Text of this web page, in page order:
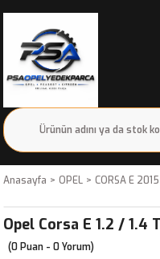
Anasayfa OPEL CORSA E
Opel Corsa E 1.2 /
(0 Puan - 0 Yorum)